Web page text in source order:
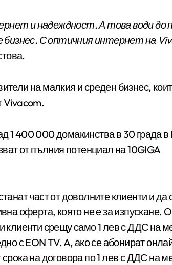
и надеждност. А това води до
бизнес. С оптичния интернет на
на малкия и среден бизнес,
Vivacom.
1 400 000 домакинства в 30 града
от пълния потенциал на 10GIGA
част от доволните клиенти и да
оферта, която не е за изпускане.
клиенти срещу само 1 лев с ДДС на
с EON TV. A, ако се абонират
на договора по 1 лев с ДДС на